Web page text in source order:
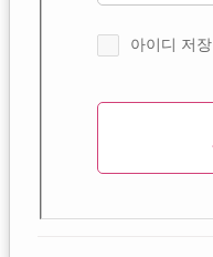
아이디 저장